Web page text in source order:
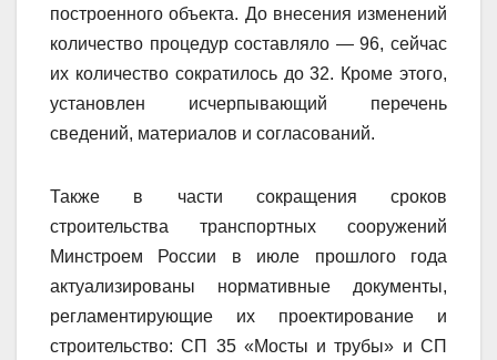
построенного объекта. До внесения изменений
количество процедур составляло — 96, сейчас
их количество сократилось до 32. Кроме этого,
установлен исчерпывающий перечень
сведений, материалов и согласований.
Также в части сокращения сроков
строительства транспортных сооружений
Минстроем России в июле прошлого года
актуализированы нормативные документы,
регламентирующие их проектирование и
строительство: СП 35 «Мосты и трубы» и СП